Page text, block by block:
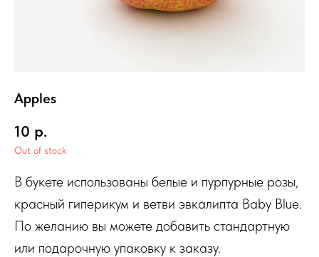
Apples
10 р.
Out of stock
В букете использованы белые и пурпурные розы,
красный гиперикум и ветви эвкалипта Baby Blue.
По желанию вы можете добавить стандартную
или подарочную упаковку к заказу.